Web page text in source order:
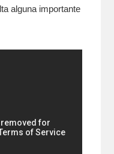
alguna importante